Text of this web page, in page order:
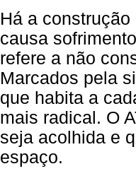
Há a
causa
refere a não
Marcados pela
que habita a
mais radical. O
seja acolhida e
espaço.